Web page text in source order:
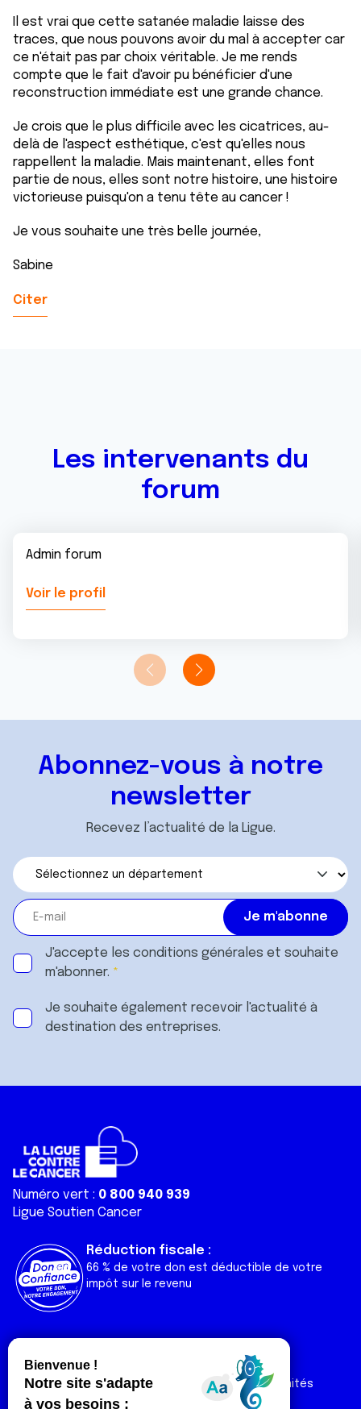
Il est vrai que cette satanée maladie laisse des
traces, que nous pouvons avoir du mal à accepter car
ce n'était pas par choix véritable. Je me rends
compte que le fait d'avoir pu bénéficier d'une
reconstruction immédiate est une grande chance.
Je crois que le plus difficile avec les cicatrices, au-
delà de l'aspect esthétique, c'est qu'elles nous
rappellent la maladie. Mais maintenant, elles font
partie de nous, elles sont notre histoire, une histoire
victorieuse puisqu'on a tenu tête au cancer !
Je vous souhaite une très belle journée,
Sabine
Citer
Les intervenants du
forum
Admin forum
Voir le profil
Abonnez-vous à notre
newsletter
Recevez l’actualité de la Ligue.
J'accepte les conditions générales et souhaite
m'abonner.
Je souhaite également recevoir l'actualité à
destination des entreprises.
Numéro vert : 0 800 940 939
Ligue Soutien Cancer
Réduction fiscale :
66 % de votre don est déductible de votre
impôt sur le revenu
Liens utiles
Nos actualités
Nos publications
Contact
Espace Ligue & comités
Espace chercheur